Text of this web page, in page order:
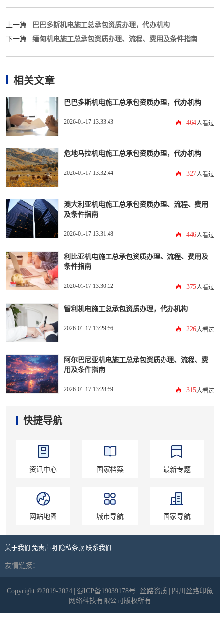
上一篇 : 巴巴多斯机电施工总承包资质办理，代办机构
下一篇 : 缅甸机电施工总承包资质办理、流程、费用及条件指南
相关文章
巴巴多斯机电施工总承包资质办理，代办机构
2026-01-17 13:33:43 464人看过
危地马拉机电施工总承包资质办理，代办机构
2026-01-17 13:32:44 327人看过
澳大利亚机电施工总承包资质办理、流程、费用
及条件指南
2026-01-17 13:31:48 446人看过
利比亚机电施工总承包资质办理、流程、费用及
条件指南
2026-01-17 13:30:52 375人看过
智利机电施工总承包资质办理，代办机构
2026-01-17 13:29:56 226人看过
阿尔巴尼亚机电施工总承包资质办理、流程、费
用及条件指南
2026-01-17 13:28:59 315人看过
快捷导航
资讯中心 国家档案 最新专题
网站地图 城市导航 国家导航
关于我们 |免责声明 | 隐私条款|联系我们 |
友情链接：
Copyright ©2019-2024 | 蜀ICP备19039178号 | 丝路资质 | 四川丝路印象
网络科技有限公司版权所有